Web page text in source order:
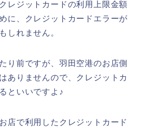
レジットカードの利用上限金額
に、クレジットカードエラーが
しれません。
り前ですが、羽田空港のお店側
ありませんので、クレジットカ
といいですよ♪
店で利用したクレジットカード